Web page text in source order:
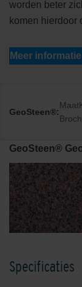
worden beter
komen hierdoor
Meer
GeoSteen®:
Maat
GeoSteen®
Specificaties